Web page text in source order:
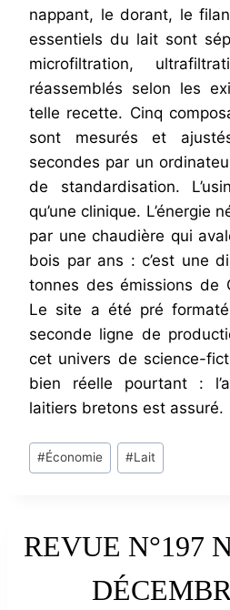
nappant, le dorant, le
essentiels du lait sont
microfiltration,
réassemblés selon les
telle recette. Cinq
sont mesurés et
secondes par un
de standardisation.
qu’une clinique. L’énergie
par une chaudière qui
bois par ans : c’est une
tonnes des émissions de
Le site a été pré
seconde ligne de
cet univers de science-
bien réelle pourtant :
laitiers bretons est assuré.
Post
Tags:
#Économie #Lait
REVUE N°197